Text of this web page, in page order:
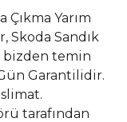
Yarım
Skoda Sandık
bizden temin
Garantilidir.
tarafından